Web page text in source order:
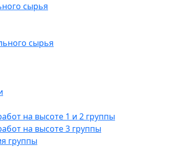
сырья
на высоте 1 и 2 группы
на высоте 3 группы
группы
сырья